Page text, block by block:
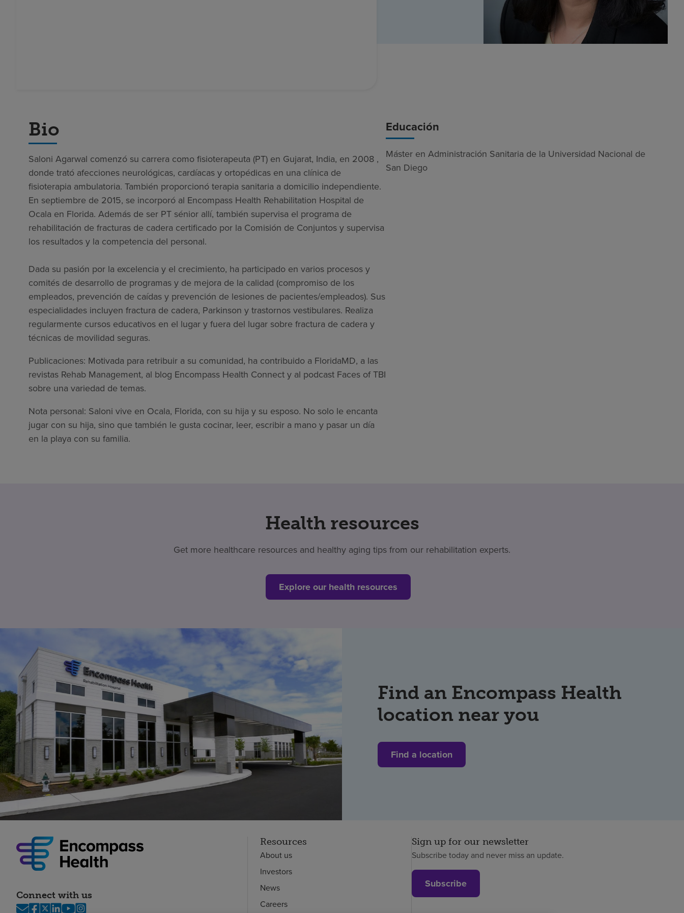
Bio
Saloni Agarwal comenzó su carrera como fisioterapeuta (PT) en Gujarat, India, en 2008 ,
donde trató afecciones neurológicas, cardíacas y ortopédicas en una clínica de
fisioterapia ambulatoria. También proporcionó terapia sanitaria a domicilio independiente.
En septiembre de 2015, se incorporó al Encompass Health Rehabilitation Hospital de
Ocala en Florida. Además de ser PT sénior allí, también supervisa el programa de
rehabilitación de fracturas de cadera certificado por la Comisión de Conjuntos y supervisa
los resultados y la competencia del personal.
Dada su pasión por la excelencia y el crecimiento, ha participado en varios procesos y
comités de desarrollo de programas y de mejora de la calidad (compromiso de los
empleados, prevención de caídas y prevención de lesiones de pacientes/empleados). Sus
especialidades incluyen fractura de cadera, Parkinson y trastornos vestibulares. Realiza
regularmente cursos educativos en el lugar y fuera del lugar sobre fractura de cadera y
técnicas de movilidad seguras.
Publicaciones: Motivada para retribuir a su comunidad, ha contribuido a FloridaMD, a las
revistas Rehab Management, al blog Encompass Health Connect y al podcast Faces of TBI
sobre una variedad de temas.
Nota personal: Saloni vive en Ocala, Florida, con su hija y su esposo. No solo le encanta
jugar con su hija, sino que también le gusta cocinar, leer, escribir a mano y pasar un día
en la playa con su familia.
Educación
Máster en Administración Sanitaria de la Universidad Nacional de
San Diego
Health resources
Get more healthcare resources and healthy aging tips from our rehabilitation experts.
Explore our health resources
Find an Encompass Health
location near you
Find a location
Connect with us
Resources
About us
Investors
News
Careers
Sign up for our newsletter
Subscribe today and never miss an update.
Subscribe